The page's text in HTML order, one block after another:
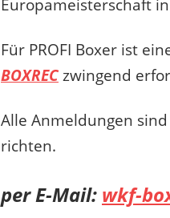
Europameisterschaft
Für PROFI Boxer ist
BOXRECzwingend
Alle Anmeldungen
richten.
per E-Mail: wkf-